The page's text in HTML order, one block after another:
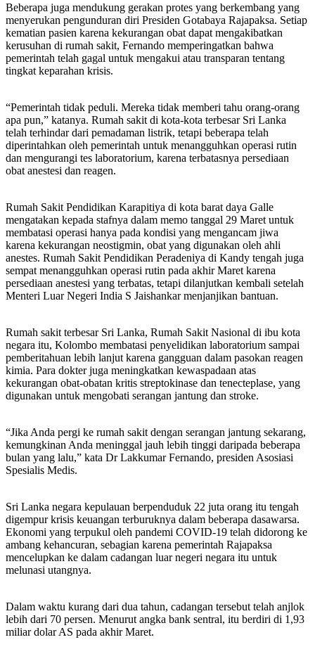
Beberapa juga mendukung gerakan protes yang berkembang yang
menyerukan pengunduran diri Presiden Gotabaya Rajapaksa. Setiap
kematian pasien karena kekurangan obat dapat mengakibatkan
kerusuhan di rumah sakit, Fernando memperingatkan bahwa
pemerintah telah gagal untuk mengakui atau transparan tentang
tingkat keparahan krisis.
“Pemerintah tidak peduli. Mereka tidak memberi tahu orang-orang
apa pun,” katanya. Rumah sakit di kota-kota terbesar Sri Lanka
telah terhindar dari pemadaman listrik, tetapi beberapa telah
diperintahkan oleh pemerintah untuk menangguhkan operasi rutin
dan mengurangi tes laboratorium, karena terbatasnya persediaan
obat anestesi dan reagen.
Rumah Sakit Pendidikan Karapitiya di kota barat daya Galle
mengatakan kepada stafnya dalam memo tanggal 29 Maret untuk
membatasi operasi hanya pada kondisi yang mengancam jiwa
karena kekurangan neostigmin, obat yang digunakan oleh ahli
anestes. Rumah Sakit Pendidikan Peradeniya di Kandy tengah juga
sempat menangguhkan operasi rutin pada akhir Maret karena
persediaan anestesi yang terbatas, tetapi dilanjutkan kembali setelah
Menteri Luar Negeri India S Jaishankar menjanjikan bantuan.
Rumah sakit terbesar Sri Lanka, Rumah Sakit Nasional di ibu kota
negara itu, Kolombo membatasi penyelidikan laboratorium sampai
pemberitahuan lebih lanjut karena gangguan dalam pasokan reagen
kimia. Para dokter juga meningkatkan kewaspadaan atas
kekurangan obat-obatan kritis streptokinase dan tenecteplase, yang
digunakan untuk mengobati serangan jantung dan stroke.
“Jika Anda pergi ke rumah sakit dengan serangan jantung sekarang,
kemungkinan Anda meninggal jauh lebih tinggi daripada beberapa
bulan yang lalu,” kata Dr Lakkumar Fernando, presiden Asosiasi
Spesialis Medis.
Sri Lanka negara kepulauan berpenduduk 22 juta orang itu tengah
digempur krisis keuangan terburuknya dalam beberapa dasawarsa.
Ekonomi yang terpukul oleh pandemi COVID-19 telah didorong ke
ambang kehancuran, sebagian karena pemerintah Rajapaksa
mencelupkan ke dalam cadangan luar negeri negara itu untuk
melunasi utangnya.
Dalam waktu kurang dari dua tahun, cadangan tersebut telah anjlok
lebih dari 70 persen. Menurut angka bank sentral, itu berdiri di 1,93
miliar dolar AS pada akhir Maret.